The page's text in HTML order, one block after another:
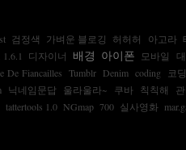
검정색 가벼운 블로깅 허허허 아고라
디자이너 배경 아이폰 모바일
De Fiancailles Tumblr Denim coding 코딩
닉네임문답 울라울라~ 쿠바 칙칙해
tattertools 1.0 NGmap 700 실사영화